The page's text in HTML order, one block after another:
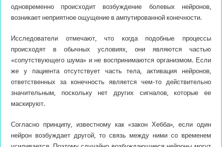
одновременно происходит возбуждение болевых нейронов,
возникает неприятное ощущение в ампутированной конечности.
Исследователи отмечают, что когда подобные процессы
происходят в обычных условиях, они являются частью
«сопутствующего шума» и не воспринимаются организмом. Если
же у пациента отсутствует часть тела, активация нейронов,
ответственных за конечность является чем-то действительно
значительным, поскольку нет других сигналов, которые ее
маскируют.
Согласно принципу, известному как «закон Хебба», если один
нейрон возбуждает другой, то связь между ними со временем